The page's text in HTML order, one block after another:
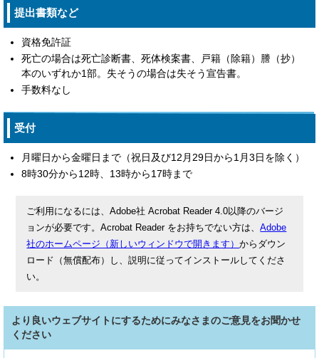
提出書類など
資格免許証
死亡の場合は死亡診断書、死体検案書、戸籍（除籍）謄（抄）
本のいずれか1部。失そうの場合は失そう宣告書。
手数料なし
受付
月曜日から金曜日まで（祝日及び12月29日から1月3日を除く）
8時30分から12時、13時から17時まで
ご利用になるには、Adobe社 Acrobat Reader 4.0以降のバージ
ョンが必要です。Acrobat Reader をお持ちでない方は、Adobe
社のホームページ（新しいウィンドウで開きます）からダウン
ロード（無償配布）し、説明に従ってインストールしてくださ
い。
より良いウェブサイトにするためにみなさまのご意見をお聞かせ
ください